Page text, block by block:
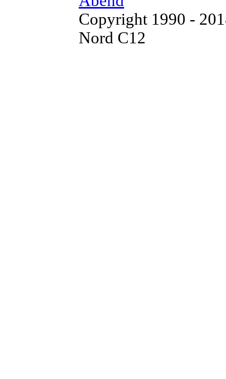
Copyright 1990 -
Nord C12